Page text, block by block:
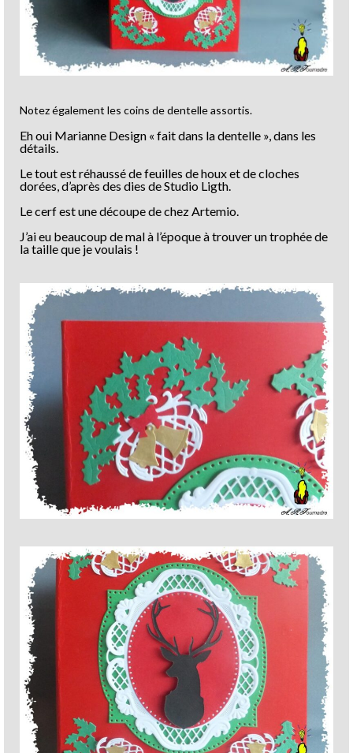
Notez également les coins de dentelle assortis.
Eh oui Marianne Design « fait dans la dentelle », dans les
détails.
Le tout est réhaussé de feuilles de houx et de cloches
dorées, d’après des dies de Studio Ligth.
Le cerf est une découpe de chez Artemio.
J’ai eu beaucoup de mal à l’époque à trouver un trophée de
la taille que je voulais !